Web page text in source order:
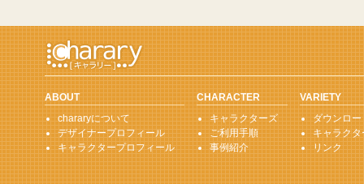
ABOUT
chararyについて
デザイナープロフィール
キャラクタープロフィール
CHARACTER
キャラクターズ
ご利用手順
事例紹介
VARIETY
ダウンロ
キャラク
リンク